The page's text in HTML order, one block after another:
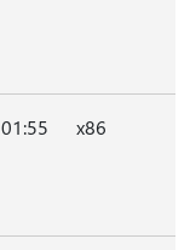
01:55 x86